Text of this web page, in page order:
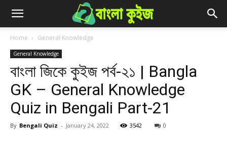
Home General Knowledge
General Knowledge
বাংলা জিকে কুইজ পর্ব-২১ | Bangla
GK – General Knowledge
Quiz in Bengali Part-21
By Bengali Quiz - January 24, 2022 3542 0